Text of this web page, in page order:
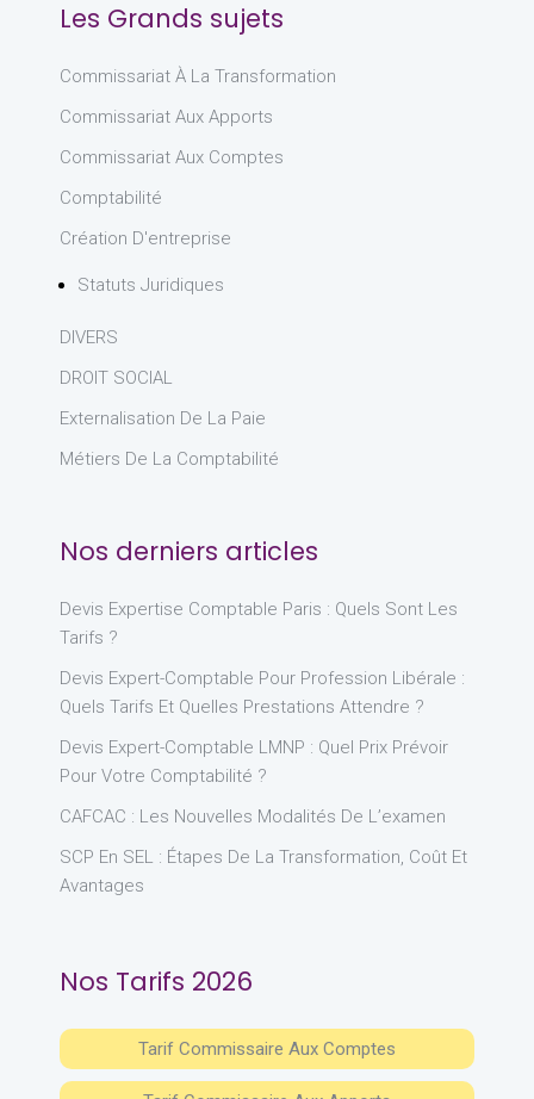
Les Grands sujets
Commissariat À La Transformation
Commissariat Aux Apports
Commissariat Aux Comptes
Comptabilité
Création D'entreprise
Statuts Juridiques
DIVERS
DROIT SOCIAL
Externalisation De La Paie
Métiers De La Comptabilité
Nos derniers articles
Devis Expertise Comptable Paris : Quels Sont Les
Tarifs ?
Devis Expert-Comptable Pour Profession Libérale :
Quels Tarifs Et Quelles Prestations Attendre ?
Devis Expert-Comptable LMNP : Quel Prix Prévoir
Pour Votre Comptabilité ?
CAFCAC : Les Nouvelles Modalités De L’examen
SCP En SEL : Étapes De La Transformation, Coût Et
Avantages
Nos Tarifs 2026
Tarif Commissaire Aux Comptes